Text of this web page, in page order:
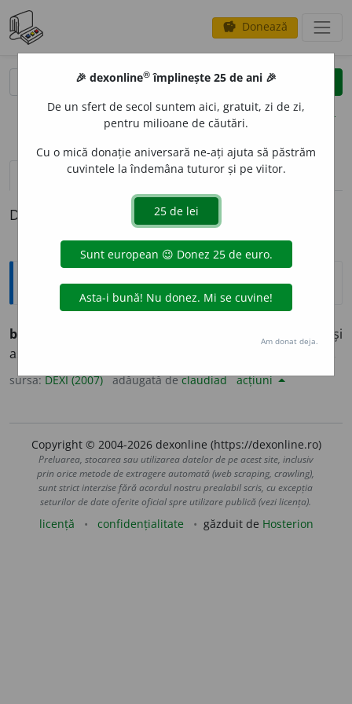
savings Donează
clear
opțiuni
definiții (1) pronunțievolume_up (4)
Definiția cu ID-ul 1270783:
Explicative DEX
br
Legumă verde care are gust și
aspect de conopidă. • pl.
sursa:DEXI (2007) adăugată declaudiad acțiuni
Copyright © 2004-2026 dexonline (https://dexonline.ro)
Preluarea, stocarea sau utilizarea datelor de pe acest site, inclusiv
prin orice metode de extragere automată (web scraping, crawling),
sunt strict interzise fără acordul nostru prealabil scris, cu excepția
seturilor de date oferite oficial spre utilizare publică (vezi licența).
licență confidențialitate găzduit de Hosterion
🎉 dexonline® împlinește 25 de ani 🎉
De un sfert de secol suntem aici, gratuit, zi de zi,
pentru milioane de căutări.
Cu o mică donație aniversară ne-ați ajuta să păstrăm
cuvintele la îndemâna tuturor și pe viitor.
Am donat deja.